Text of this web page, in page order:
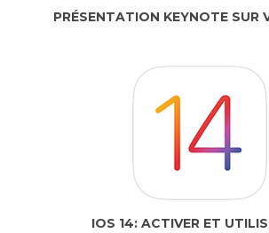
PRÉSENTATION KEYNOTE SUR
IOS 14: ACTIVER ET